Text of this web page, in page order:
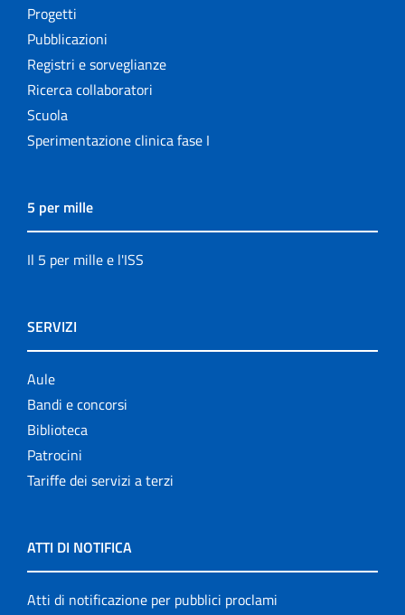
Progetti
Pubblicazioni
Registri e sorveglianze
Ricerca collaboratori
Scuola
Sperimentazione clinica fase I
5 per mille
Il 5 per mille e l'ISS
SERVIZI
Aule
Bandi e concorsi
Biblioteca
Patrocini
Tariffe dei servizi a terzi
ATTI DI NOTIFICA
Atti di notificazione per pubblici proclami